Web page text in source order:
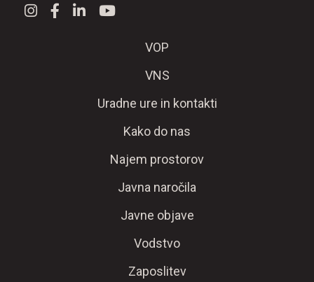
VOP
VNS
Uradne ure in kontakti
Kako do nas
Najem prostorov
Javna naročila
Javne objave
Vodstvo
Zaposlitev